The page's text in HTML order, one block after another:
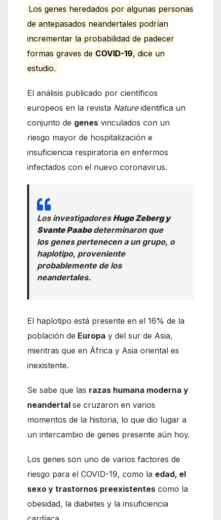
Los genes heredados por algunas personas
de antepasados neandertales podrían
incrementar la probabilidad de padecer
formas graves de COVID-19, dice un
estudio.
El análisis publicado por científicos
europeos en la revista Nature identifica un
conjunto de genes vinculados con un
riesgo mayor de hospitalización e
insuficiencia respiratoria en enfermos
infectados con el nuevo coronavirus.
Los investigadores Hugo Zeberg y
Svante Paabodeterminaron que
los genes pertenecen a un grupo, o
haplotipo, proveniente
probablemente de los
neandertales.
El haplotipo está presente en el 16% de la
población de Europa y del sur de Asia,
mientras que en África y Asia oriental es
inexistente.
Se sabe que las razas humana moderna y
neandertal se cruzaron en varios
momentos de la historia, lo que dio lugar a
un intercambio de genes presente aún hoy.
Los genes son uno de varios factores de
riesgo para el COVID-19, como la edad, el
sexo y trastornos preexistentes como la
obesidad, la diabetes y la insuficiencia